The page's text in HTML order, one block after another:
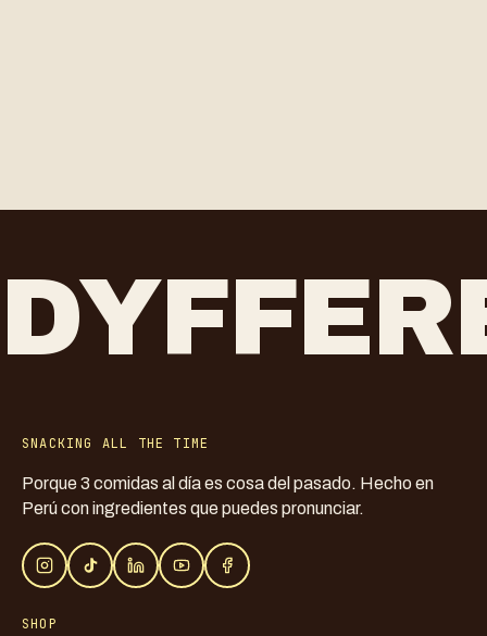
SNACKING ALL THE TIME
Porque 3 comidas al día es cosa del pasado. Hecho en
Perú con ingredientes que puedes pronunciar.
SHOP